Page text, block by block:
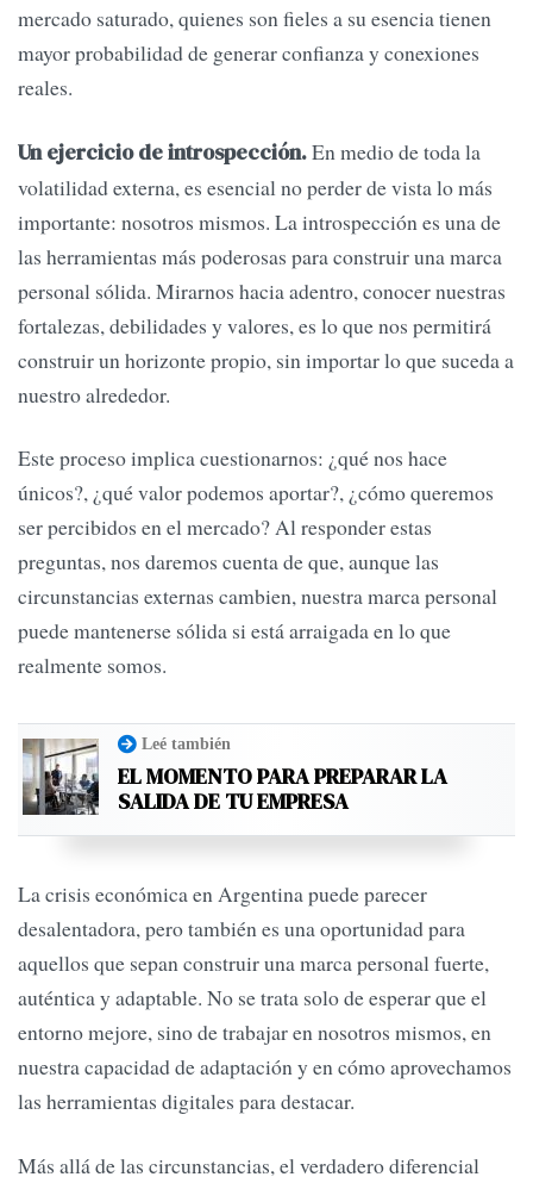
mercado saturado, quienes son fieles a su esencia tienen
mayor probabilidad de generar confianza y conexiones
reales.
Un ejercicio de introspección.En medio de toda la
volatilidad externa, es esencial no perder de vista lo más
importante: nosotros mismos. La introspección es una de
las herramientas más poderosas para construir una marca
personal sólida. Mirarnos hacia adentro, conocer nuestras
fortalezas, debilidades y valores, es lo que nos permitirá
construir un horizonte propio, sin importar lo que suceda a
nuestro alrededor.
Este proceso implica cuestionarnos: ¿qué nos hace
únicos?, ¿qué valor podemos aportar?, ¿cómo queremos
ser percibidos en el mercado? Al responder estas
preguntas, nos daremos cuenta de que, aunque las
circunstancias externas cambien, nuestra marca personal
puede mantenerse sólida si está arraigada en lo que
realmente somos.
Leé también
EL MOMENTO PARA PREPARAR LA
SALIDA DE TU EMPRESA
La crisis económica en Argentina puede parecer
desalentadora, pero también es una oportunidad para
aquellos que sepan construir una marca personal fuerte,
auténtica y adaptable. No se trata solo de esperar que el
entorno mejore, sino de trabajar en nosotros mismos, en
nuestra capacidad de adaptación y en cómo aprovechamos
las herramientas digitales para destacar.
Más allá de las circunstancias, el verdadero diferencial